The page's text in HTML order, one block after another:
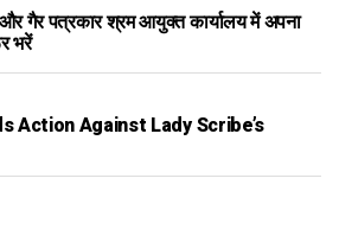
गैर पत्रकार श्रम आयुक्त कार्यालय में अपना
भरें
Action Against Lady Scribe’s